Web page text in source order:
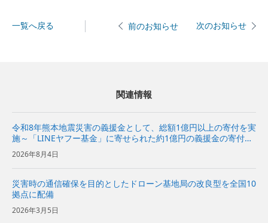
一覧へ戻る 前のお知らせ 次のお知らせ
関連情報
令和8年熊本地震災害の義援金として、総額1億円以上の寄付を実
施～「LINEヤフー基金」に寄せられた約1億円の義援金の寄付も
あわせて実施～
2026年8月4日
災害時の通信確保を目的としたドローン基地局の改良型を全国10
拠点に配備
2026年3月5日